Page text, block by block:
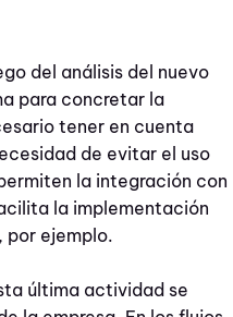
del análisis del nuevo
para concretar la
tener en cuenta
de evitar el uso
la integración con
la implementación
por ejemplo.
última actividad se